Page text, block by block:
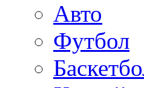
Авто
Футбол